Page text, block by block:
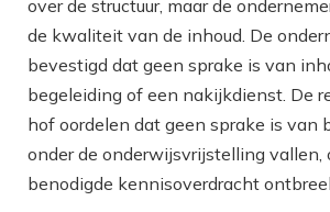
over de structuur, maar de
de kwaliteit van de inhoud. De
bevestigd dat geen sprake is van
begeleiding of een nakijkdienst. De
hof oordelen dat geen sprake is van
onder de onderwijsvrijstelling vallen,
benodigde kennisoverdracht